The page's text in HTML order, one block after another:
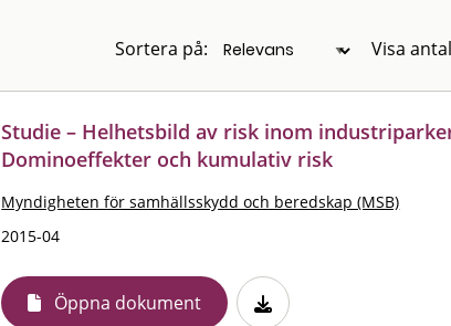
Sortera på: Visa
Studie – Helhetsbild av risk inom
Dominoeffekter och kumulativ risk
Myndigheten för samhällsskydd och beredskap (MSB)
2015-04
Öppna dokument